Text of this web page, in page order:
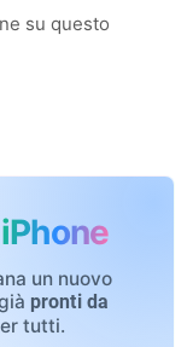
su questo
iPhone
un nuovo
pronti da
tutti.